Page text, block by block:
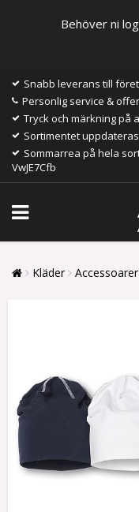
Behöver ni
Snabb leverans till
Personlig service &
Tryck och märkning på
Sortimentet
Sommarrea på hela
VwJE7Cfb
Kläder Accessoarer